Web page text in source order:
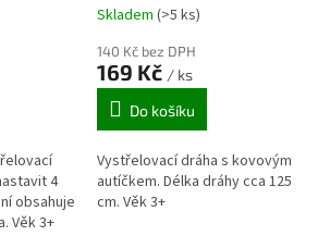
4
obsahuje
Věk 3+
Skladem (>5 ks)
140 Kč bez DPH
169 Kč / ks
Do košíku
Vystřelovací dráha s kovovým
autíčkem. Délka dráhy cca 125
cm. Věk 3+